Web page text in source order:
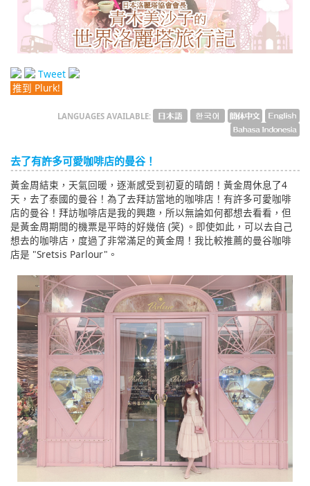
Tweet
推到 Plurk!
LANGUAGES AVAILABLE:
去了有許多可愛咖啡店的曼谷！
黃金周結束，天氣回暖，逐漸感受到初夏的晴朗！黃金周休息了4
天，去了泰國的曼谷！為了去拜訪當地的咖啡店！有許多可愛咖啡
店的曼谷！拜訪咖啡店是我的興趣，所以無論如何都想去看看，但
是黃金周期間的機票是平時的好幾倍 (笑) 。即使如此，可以去自己
想去的咖啡店，度過了非常滿足的黃金周！我比較推薦的曼谷咖啡
店是 "Sretsis Parlour"。